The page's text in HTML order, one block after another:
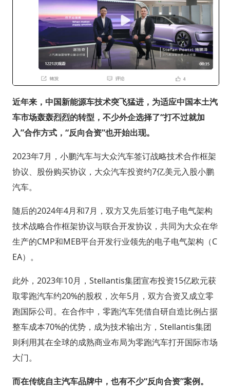
近年来，中国新能源车技术突飞猛进，为适应中国本土汽
车市场轰轰烈烈的转型，不少外企选择了“打不过就加
入”合作方式，“反向合资”也开始出现。
2023年7月，小鹏汽车与大众汽车签订战略技术合作框架
协议、股份购买协议，大众汽车投资约7亿美元入股小鹏
汽车。
随后的2024年4月和7月，双方又先后签订电子电气架构
技术战略合作框架协议与联合开发协议，共同为大众在华
生产的CMP和MEB平台开发行业领先的电子电气架构（C
EA）。
此外，2023年10月，Stellantis集团宣布投资15亿欧元获
取零跑汽车约20%的股权，次年5月，双方合资又成立零
跑国际公司。在合作中，零跑汽车凭借自研自造比例占据
整车成本70%的优势，成为技术输出方，Stellantis集团
则利用其在全球的成熟商业布局为零跑汽车打开国际市场
大门。
而在传统自主汽车品牌中，也有不少“反向合资”案例。